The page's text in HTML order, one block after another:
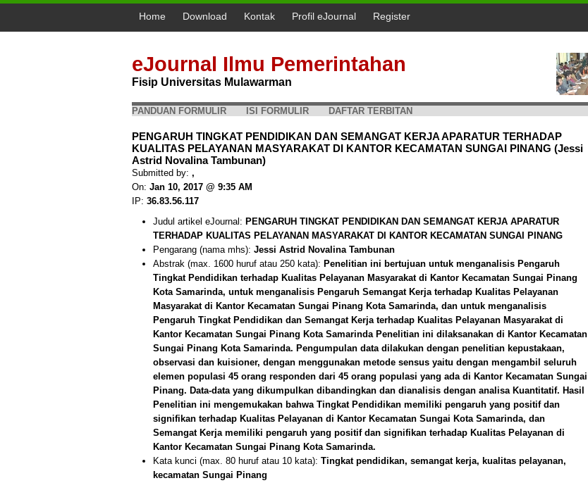
Home Download Kontak Profil eJournal Register
eJournal Ilmu Pemerintahan
Fisip Universitas Mulawarman
PANDUAN FORMULIR ISI FORMULIR DAFTAR TERBITAN
PENGARUH TINGKAT PENDIDIKAN DAN SEMANGAT KERJA APARATUR TERHADAP
KUALITAS PELAYANAN MASYARAKAT DI KANTOR KECAMATAN SUNGAI PINANG (Jessi
Astrid Novalina Tambunan)
Submitted by: ,
On: Jan 10, 2017 @ 9:35 AM
IP: 36.83.56.117
Judul artikel eJournal: PENGARUH TINGKAT PENDIDIKAN DAN SEMANGAT KERJA APARATUR
TERHADAP KUALITAS PELAYANAN MASYARAKAT DI KANTOR KECAMATAN SUNGAI PINANG
Pengarang (nama mhs): Jessi Astrid Novalina Tambunan
Abstrak (max. 1600 huruf atau 250 kata): Penelitian ini bertujuan untuk menganalisis Pengaruh
Tingkat Pendidikan terhadap Kualitas Pelayanan Masyarakat di Kantor Kecamatan Sungai Pinang
Kota Samarinda, untuk menganalisis Pengaruh Semangat Kerja terhadap Kualitas Pelayanan
Masyarakat di Kantor Kecamatan Sungai Pinang Kota Samarinda, dan untuk menganalisis
Pengaruh Tingkat Pendidikan dan Semangat Kerja terhadap Kualitas Pelayanan Masyarakat di
Kantor Kecamatan Sungai Pinang Kota Samarinda Penelitian ini dilaksanakan di Kantor Kecamatan
Sungai Pinang Kota Samarinda. Pengumpulan data dilakukan dengan penelitian kepustakaan,
observasi dan kuisioner, dengan menggunakan metode sensus yaitu dengan mengambil seluruh
elemen populasi 45 orang responden dari 45 orang populasi yang ada di Kantor Kecamatan Sungai
Pinang. Data-data yang dikumpulkan dibandingkan dan dianalisis dengan analisa Kuantitatif. Hasil
Penelitian ini mengemukakan bahwa Tingkat Pendidikan memiliki pengaruh yang positif dan
signifikan terhadap Kualitas Pelayanan di Kantor Kecamatan Sungai Kota Samarinda, dan
Semangat Kerja memiliki pengaruh yang positif dan signifikan terhadap Kualitas Pelayanan di
Kantor Kecamatan Sungai Pinang Kota Samarinda.
Kata kunci (max. 80 huruf atau 10 kata): Tingkat pendidikan, semangat kerja, kualitas pelayanan,
kecamatan Sungai Pinang